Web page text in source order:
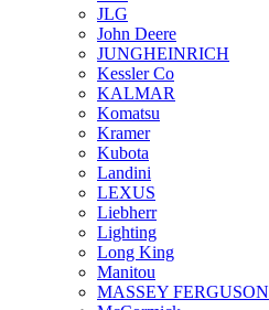
JLG
John Deere
JUNGHEINRICH
Kessler Co
KALMAR
Komatsu
Kramer
Kubota
Landini
LEXUS
Liebherr
Lighting
Long King
Manitou
MASSEY FERGUSON